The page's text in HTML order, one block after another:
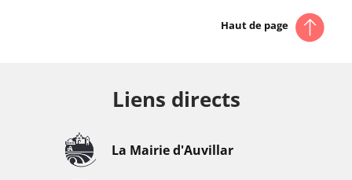
Haut de page
Liens directs
La Mairie d'Auvillar